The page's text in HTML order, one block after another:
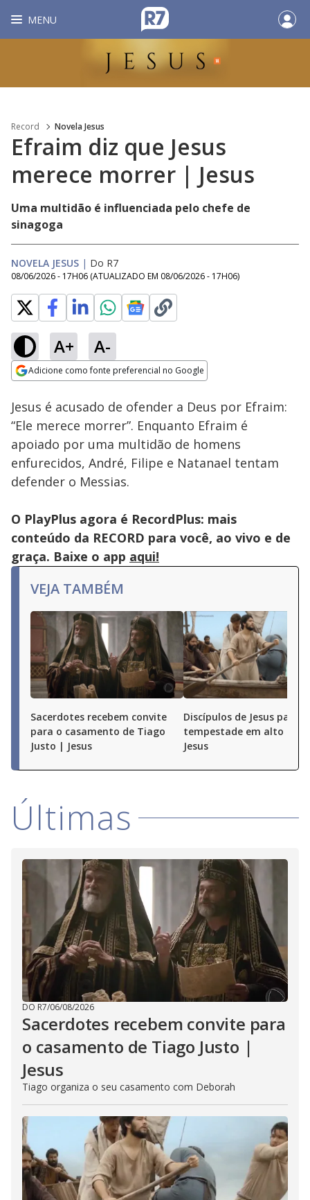
MENU
Record Novela Jesus
Efraim diz que Jesus
merece morrer | Jesus
Uma multidão é influenciada pelo chefe de
sinagoga
NOVELA JESUS | Do R7
08/06/2026 - 17H06 (ATUALIZADO EM 08/06/2026 - 17H06)
A+ A-
Adicione como fonte preferencial no Google
Ativar
91.84%
Jesus é acusado de ofender a Deus por Efraim:
“Ele merece morrer”. Enquanto Efraim é
apoiado por uma multidão de homens
enfurecidos, André, Filipe e Natanael tentam
defender o Messias.
O PlayPlus agora é RecordPlus: mais
conteúdo da RECORD para você, ao vivo e de
graça. Baixe o app aqui!
VEJA TAMBÉM
Sacerdotes recebem convite
para o casamento de Tiago
Justo | Jesus
Discípulos de Jesus
tempestade em alto
Jesus
Últimas
DO R7/06/08/2026
Sacerdotes recebem convite para
o casamento de Tiago Justo |
Jesus
Tiago organiza o seu casamento com Deborah